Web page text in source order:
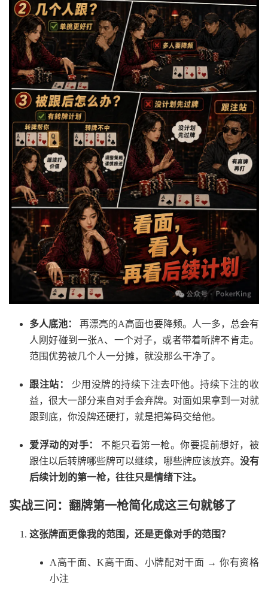
多人底池：
再漂亮的A高面也要降频。人一多，总会有
人刚好碰到一张A、一个对子，或者带着听牌不肯走。
范围优势被几个人一分摊，就没那么干净了。
跟注站：
少用没牌的持续下注去吓他。持续下注的收
益，很大一部分来自对手会弃牌。对面如果拿到一对就
跟到底，你没牌还硬打，就是把筹码交给他。
爱浮动的对手：
不能只看第一枪。你要提前想好，被
跟住以后转牌哪些牌可以继续，哪些牌应该放弃。 没有
后续计划的第一枪，往往只是情绪下注。
实战三问：翻牌第一枪简化成这三句就够了
这张牌面更像我的范围，还是更像对手的范围？
A高干面、K高干面、小牌配对干面 → 你有资格
小注